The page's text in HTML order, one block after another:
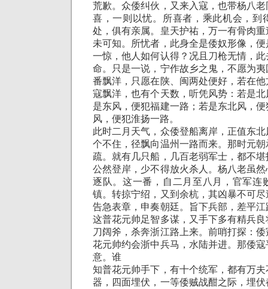
荒歉。众倭纠伙，又来入寇，也带杨八
喜，一则以忧。所喜者，乘此机会，到
处，俱有亲属。皇天护祐，万一有骨肉
未可知。所忧者，此身全是倭奴形像，
一惊，他人如何认得？况且刀枪无情，
命。只是一说，宁作故乡之鬼，不愿为
番飘洋，只愿在陕、闽两处便好，若在
寇飘洋，也有个天数，听凭风势：若是
是东风，便犯福建一路；若是东北风，
风，便犯淮扬一路。
此时二月天气，众倭登船离岸，正值东
个不住，径飘向温州一路而来。那时元
疏。就有几只船，几百老弱军士，都不
公然登岸，少不得放火杀人。杨八老虽
逐队。这一番，自二月至八月，官军连
镇。转掠宁绍，又到余杭，其凶暴不可
告急表章，申奏朝廷。旨下兵部，差平
这普花元帅足智多谋，又手下多有精兵
刀阔斧，杀奔浙江路上来。前哨打探：
花元帅约会浙中兵马，水陆并进。那倭
意。谁
知普花元帅手下，有十个统军，都有万
器，四面埋伏，一等倭贼战酣之际，埋